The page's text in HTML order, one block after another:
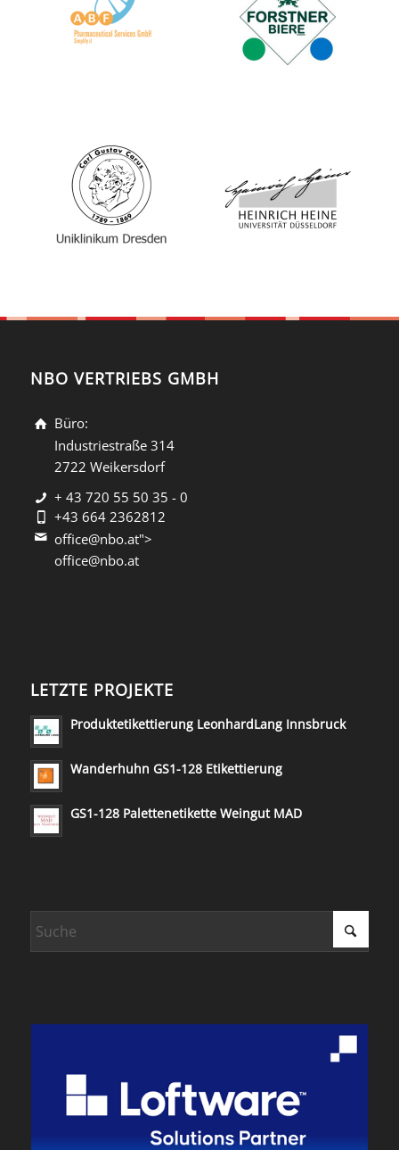
NBO VERTRIEBS GMBH
Büro:
Industriestraße 314
2722 Weikersdorf
+ 43 720 55 50 35 - 0
+43 664 2362812
office@nbo.at">
office@nbo.at
LETZTE PROJEKTE
Produktetikettierung LeonhardLang Innsbruck
Wanderhuhn GS1-128 Etikettierung
GS1-128 Palettenetikette Weingut MAD